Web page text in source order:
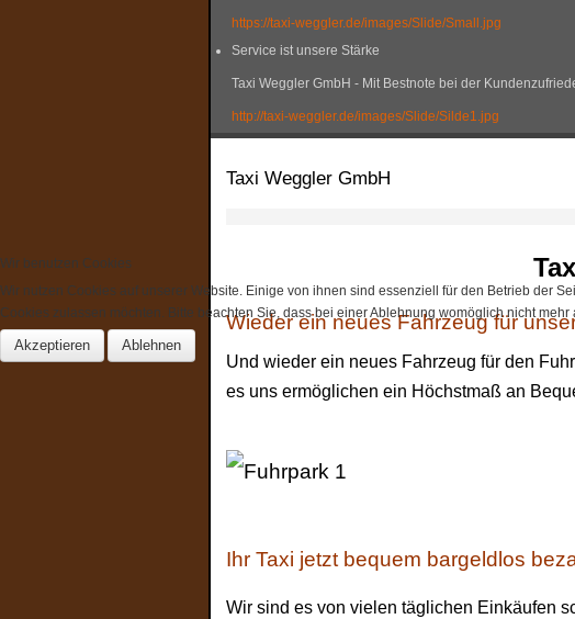
https://taxi-weggler.de/images/Slide/Small.jpg
Service ist unsere Stärke
Taxi Weggler GmbH - Mit Bestnote bei der
http://taxi-weggler.de/images/Slide/Silde1.jpg
Taxi Weggler GmbH
Wieder ein neues Fahrzeug für
Und wieder ein neues Fahrzeug für den
es uns ermöglichen ein Höchstmaß an
Ihr Taxi jetzt bequem bargeldlos
Wir sind es von vielen täglichen Einkäufen
Wir benutzen Cookies
Wir nutzen Cookies auf unserer Website. Einige von ihnen sind essenziell für den Betrieb der
Cookies zulassen möchten. Bitte beachten Sie, dass bei einer Ablehnung womöglich nicht
Akzeptieren Ablehnen